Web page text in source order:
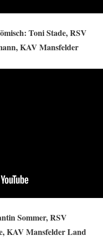
Toni Stade, RSV
KAV Mansfelder
Sommer, RSV
KAV Mansfelder Land